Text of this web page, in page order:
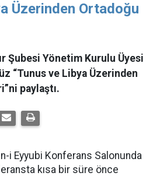
Üzerinden Ortadoğu
Şubesi Yönetim Kurulu Üyesi
“Tunus ve Libya Üzerinden
paylaştı.
i Eyyubi Konferans Salonunda
kısa bir süre önce